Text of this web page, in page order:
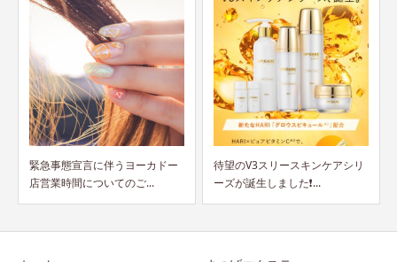
待望のV3スリースキンケアシリ
ーズが誕生しました❗...
衛生管理士資格の継続手続きを
お願いします。